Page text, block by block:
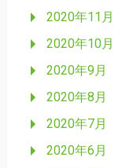
2020年11月
2020年10月
2020年9月
2020年8月
2020年7月
2020年6月